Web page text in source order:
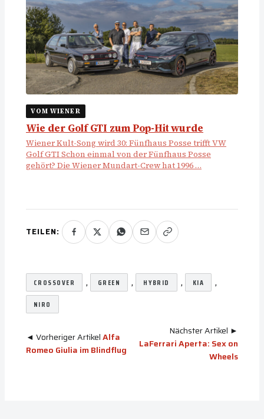
VOM WIENER
Wie der Golf GTI zum Pop-Hit wurde
Wiener Kult-Song wird 30: Fünfhaus Posse trifft VW
Golf GTI Schon einmal von der Fünfhaus Posse
gehört? Die Wiener Mundart-Crew hat 1996 …
TEILEN:
CROSSOVER , GREEN , HYBRID , KIA ,
NIRO
◄ Vorheriger ArtikelAlfa
Romeo Giulia im Blindflug
Nächster Artikel ►
LaFerrari Aperta: Sex on
Wheels